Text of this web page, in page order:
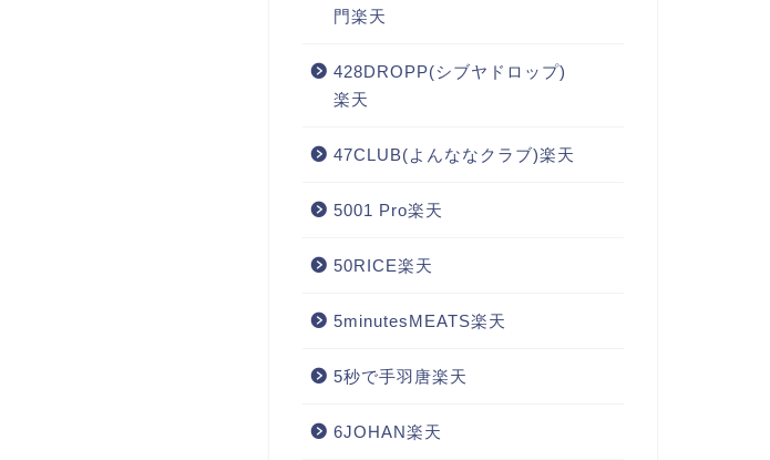
門楽天
428DROPP(シブヤドロップ)
楽天
47CLUB(よんななクラブ)楽天
5001 Pro楽天
50RICE楽天
5minutesMEATS楽天
5秒で手羽唐楽天
6JOHAN楽天